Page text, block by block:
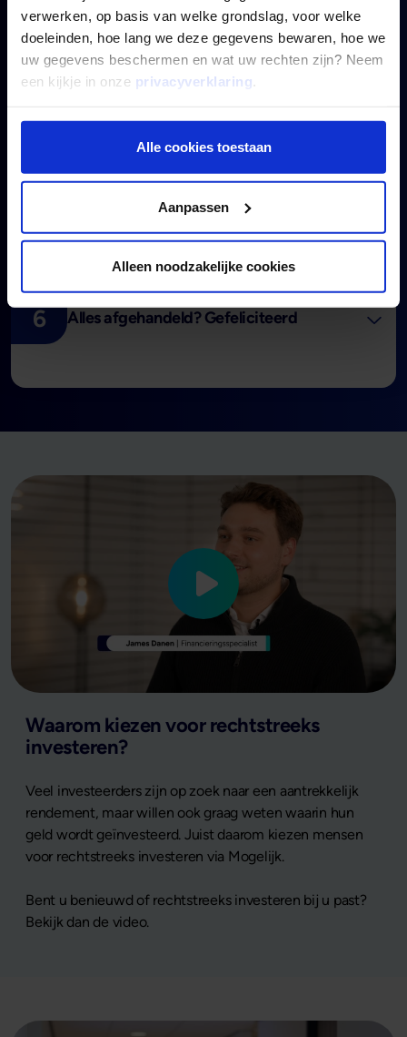
verwerken, op basis van welke grondslag, voor welke
doeleinden, hoe lang we deze gegevens bewaren, hoe we
uw gegevens beschermen en wat uw rechten zijn? Neem
een kijkje in onze privacyverklaring
Alle cookies toestaan
Aanpassen
Alleen noodzakelijke cookies
3 Persoonlijk gesprek en offerte
4
5
6 Alles afgehandeld? Gefeliciteerd
Waarom kiezen voor rechtstreeks
investeren?
Veel investeerders zijn op zoek naar een aantrekkelijk
rendement, maar willen ook graag weten waarin hun
geld wordt geïnvesteerd. Juist daarom kiezen mensen
voor rechtstreeks investeren via Mogelijk.
Bent u benieuwd of rechtstreeks investeren bij u past?
Bekijk dan de video.